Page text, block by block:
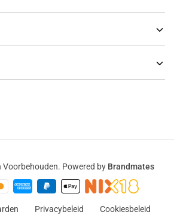
Voorbehouden. Powered by Brandmates
Privacybeleid Cookiesbeleid